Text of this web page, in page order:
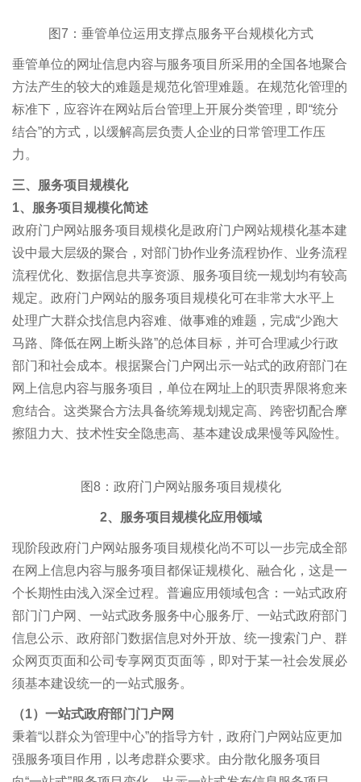
图7：垂管单位运用支撑点服务平台规模化方式
垂管单位的网址信息内容与服务项目所采用的全国各地聚合
方法产生的较大的难题是规范化管理难题。在规范化管理的
标准下，应容许在网站后台管理上开展分类管理，即“统分
结合”的方式，以缓解高层负责人企业的日常管理工作压
力。
三、服务项目规模化
1、服务项目规模化简述
政府门户网站服务项目规模化是政府门户网站规模化基本建
设中最大层级的聚合，对部门协作业务流程协作、业务流程
流程优化、数据信息共享资源、服务项目统一规划均有较高
规定。政府门户网站的服务项目规模化可在非常大水平上
处理广大群众找信息内容难、做事难的难题，完成“少跑大
马路、降低在网上断头路”的总体目标，并可合理减少行政
部门和社会成本。根据聚合门户网出示一站式的政府部门在
网上信息内容与服务项目，单位在网址上的职责界限将愈来
愈结合。这类聚合方法具备统筹规划规定高、跨密切配合摩
擦阻力大、技术性安全隐患高、基本建设成果慢等风险性。
图8：政府门户网站服务项目规模化
2、服务项目规模化应用领域
现阶段政府门户网站服务项目规模化尚不可以一步完成全部
在网上信息内容与服务项目都保证规模化、融合化，这是一
个长期性由浅入深全过程。普遍应用领域包含：一站式政府
部门门户网、一站式政务服务中心服务厅、一站式政府部门
信息公示、政府部门数据信息对外开放、统一搜索门户、群
众网页页面和公司专享网页页面等，即对于某一社会发展必
须基本建设统一的一站式服务。
（1）一站式政府部门门户网
秉着“以群众为管理中心”的指导方针，政府门户网站应更加
强服务项目作用，以考虑群众要求。由分散化服务项目